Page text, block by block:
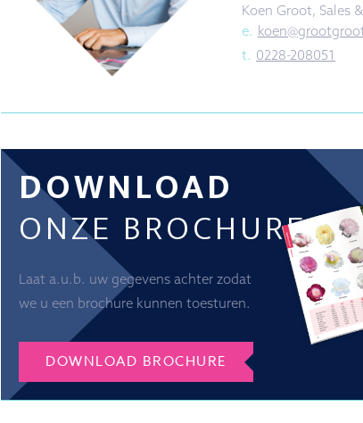
Koen Groot, Sales
e.
t. 0228-208051
DOWNLOAD
ONZE BROCHURE
Laat a.u.b. uw gegevens achter zodat
we u een brochure kunnen toesturen.
DOWNLOAD BROCHURE